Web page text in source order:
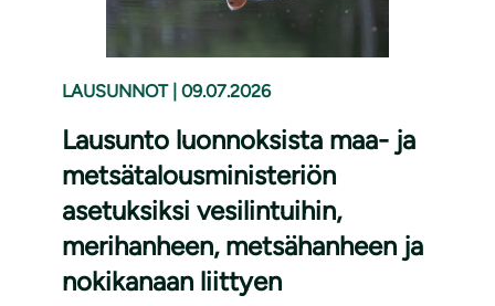
LAUSUNNOT 09.07.2026
Lausunto luonnoksista maa- ja
metsätalousministeriön
asetuksiksi vesilintuihin,
merihanheen, metsähanheen ja
nokikanaan liittyen